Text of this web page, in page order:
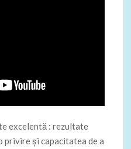
excelentă : rezultate
și capacitatea de a